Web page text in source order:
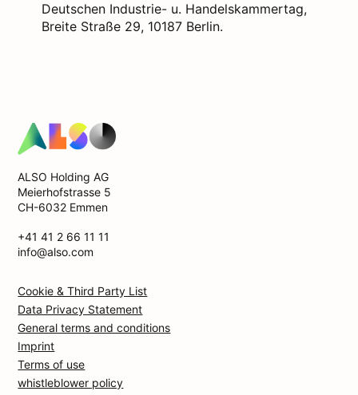
Deutschen Industrie- u. Handelskammertag,
Breite Straße 29, 10187 Berlin.
ALSO Holding AG
Meierhofstrasse 5
CH-6032 Emmen
+41 41 2 66 11 11
info@also.com
Cookie & Third Party List
Data Privacy Statement
General terms and conditions
Imprint
Terms of use
whistleblower policy